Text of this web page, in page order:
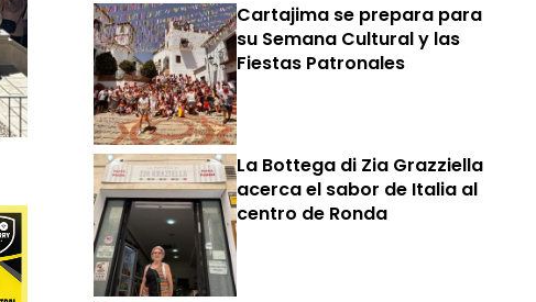
Cartajima se prepara para
su Semana Cultural y las
Fiestas Patronales
La Bottega di Zia Grazziella
acerca el sabor de Italia al
centro de Ronda